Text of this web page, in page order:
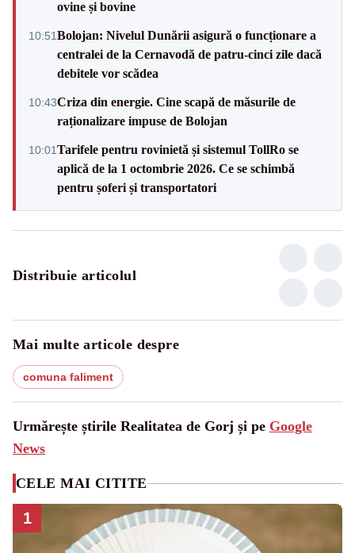
ovine și bovine
10:51Bolojan: Nivelul Dunării asigură o funcționare a
centralei de la Cernavodă de patru-cinci zile dacă
debitele vor scădea
10:43Criza din energie. Cine scapă de măsurile de
raționalizare impuse de Bolojan
10:01Tarifele pentru rovinietă și sistemul TollRo se
aplică de la 1 octombrie 2026. Ce se schimbă
pentru șoferi și transportatori
Distribuie articolul
Mai multe articole despre
comuna faliment
Urmărește știrile Realitatea de Gorj și pe Google
News
CELE MAI CITITE
1